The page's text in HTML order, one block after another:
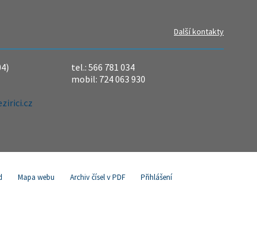
Další kontakty
tel.: 566 781 034
mobil: 724 063 930
Mapa webu Archiv čísel v PDF Přihlášení